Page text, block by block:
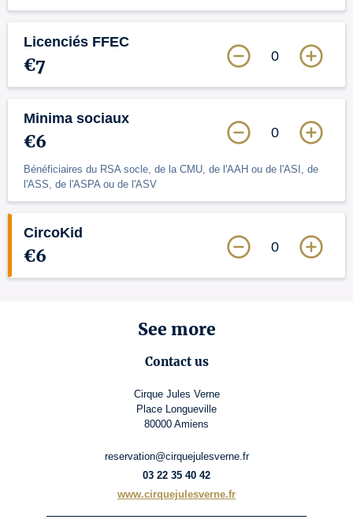
Licenciés FFEC
€7 0
Minima sociaux
€6
Bénéficiaires du RSA socle, de la CMU, de l'AAH ou de l'ASI, de
l'ASS, de l'ASPA ou de l'ASV
0
CircoKid
€6 0
See more
Contact us
Cirque Jules Verne
Place Longueville
80000 Amiens
reservation@cirquejulesverne.fr
03 22 35 40 42
www.cirquejulesverne.fr